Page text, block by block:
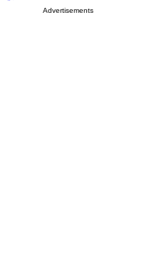
Advertisements